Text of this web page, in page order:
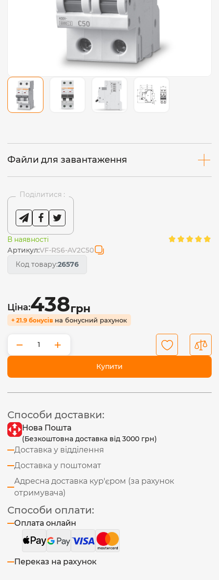
Файли для завантаження
Поділитися :
В наявності
Артикул:VF-RS6-AV2C50
Код товару:26576
Ціна:438грн
+ 21.9 бонусів на бонусний рахунок
− +
Купити
Способи доставки:
Нова Пошта
(Безкоштовна доставка від 3000 грн)
Доставка у відділення
Доставка у поштомат
Адресна доставка кур'єром (за рахунок
отримувача)
Способи оплати:
Оплата онлайн
Переказ на рахунок